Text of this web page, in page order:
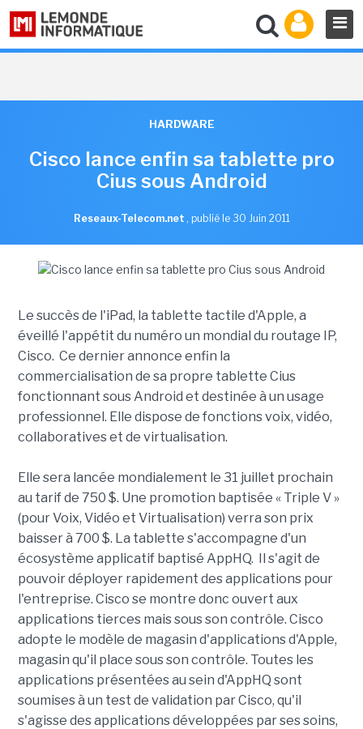
HARDWARE
Cisco lance enfin sa tablette pro
Cius sous Android
Reseaux-Telecom.net , publié le 30 Juin 2011
Le succès de l'iPad, la tablette tactile d'Apple, a
éveillé l'appétit du numéro un mondial du routage IP,
Cisco. Ce dernier annonce enfin la
commercialisation de sa propre tablette Cius
fonctionnant sous Android et destinée à un usage
professionnel. Elle dispose de fonctions voix, vidéo,
collaboratives et de virtualisation.
Elle sera lancée mondialement le 31 juillet prochain
au tarif de 750 $. Une promotion baptisée « Triple V »
(pour Voix, Vidéo et Virtualisation) verra son prix
baisser à 700 $. La tablette s'accompagne d'un
écosystème applicatif baptisé AppHQ. Il s'agit de
pouvoir déployer rapidement des applications pour
l'entreprise. Cisco se montre donc ouvert aux
applications tierces mais sous son contrôle. Cisco
adopte le modèle de magasin d'applications d'Apple,
magasin qu'il place sous son contrôle. Toutes les
applications présentées au sein d'AppHQ sont
soumises à un test de validation par Cisco, qu'il
s'agisse des applications développées par ses soins,